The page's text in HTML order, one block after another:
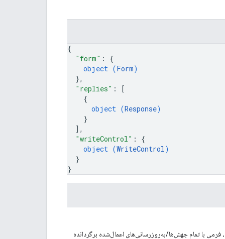
{
"form" : {
object (Form)
},
"replies" :
[
{
object (Response)
}
] ,
"writeControl" : {
object (WriteControl)
}
}
، فرمی با تمام جهش‌ها/به‌روزرسانی‌های اعمال‌شده برگردانده